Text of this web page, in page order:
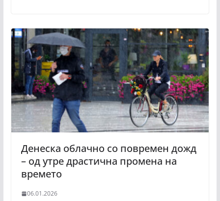
Денеска облачно со повремен дожд
– од утре драстична промена на
времето
06.01.2026